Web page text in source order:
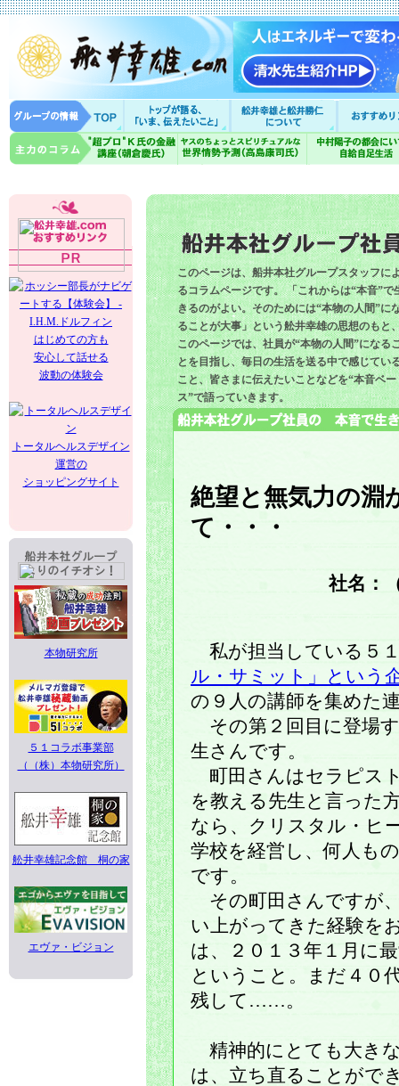
はじめての方も
安心して話せる
波動の体験会
トータルヘルスデザイン
運営の
ショッピングサイト
本物研究所
５１コラボ事業部
（（株）本物研究所）
舩井幸雄記念館 桐の家
エヴァ・ビジョン
このページは、船井本社グループスタッフに
るコラムページです。 「これからは“本音”で
きるのがよい。そのためには“本物の人間”に
ることが大事」という舩井幸雄の思想のもと
このページでは、社員が“本物の人間”になる
とを目指し、毎日の生活を送る中で感じてい
こと、皆さまに伝えたいことなどを“本音ベー
ス”で語っていきます。
絶望と無気力の淵
て・・・
社名：
私が担当している５
ル・サミット」という
の９人の講師を集めた
その第２回目に登場
生さんです。
町田さんはセラピス
を教える先生と言った
なら、クリスタル・ヒ
学校を経営し、何人も
です。
その町田さんですが
い上がってきた経験を
は、２０１３年１月に
ということ。まだ４０
残して……。
精神的にとても大き
は、立ち直ることがで